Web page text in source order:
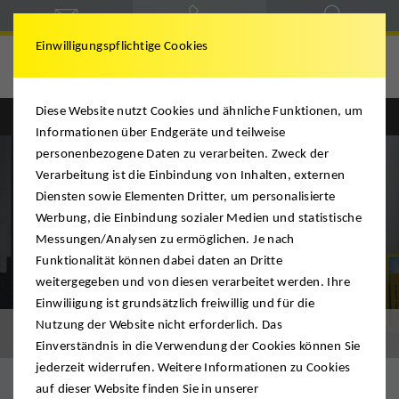
Tipps zum Umzug
Einwilligungspflichtige Cookies
Diese Website nutzt Cookies und ähnliche Funktionen, um
Informationen über Endgeräte und teilweise
personenbezogene Daten zu verarbeiten. Zweck der
Verarbeitung ist die Einbindung von Inhalten, externen
Diensten sowie Elementen Dritter, um personalisierte
Werbung, die Einbindung sozialer Medien und statistische
Messungen/Analysen zu ermöglichen. Je nach
Funktionalität können dabei daten an Dritte
weitergegeben und von diesen verarbeitet werden. Ihre
Einwiliigung ist grundsätzlich freiwillig und für die
Nutzung der Website nicht erforderlich. Das
Einverständnis in die Verwendung der Cookies können Sie
jederzeit widerrufen. Weitere Informationen zu Cookies
auf dieser Website finden Sie in unserer